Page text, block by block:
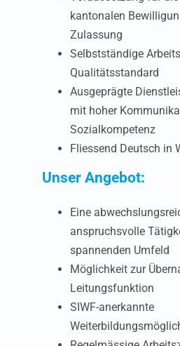
kantonalen
Zulassung
Selbstständige
Qualitätsstandard
Ausgeprägte
mit hoher
Sozialkompetenz
Fliessend Deutsch in
Unser Angebot:
Eine
anspruchsvolle
spannenden Umfeld
Möglichkeit zur
Leitungsfunktion
SIWF-anerkannte
Glattbrugg
Hochdorf
Lachen
Luzern Zentravis
Pfäffikon ZH
Schaffhausen
Sursee